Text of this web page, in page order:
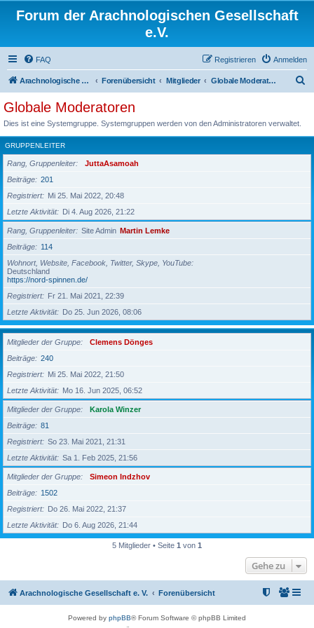
Forum der Arachnologischen Gesellschaft
e.V.
FAQ Anmelden
Registrieren
Arachnologische Gesellschaft e. V. Forenübersicht Mitglieder Globale Moderatoren
Globale Moderatoren
Dies ist eine Systemgruppe. Systemgruppen werden von den Administratoren verwaltet.
GRUPPENLEITER
Rang, Gruppenleiter
JuttaAsamoah
Beiträge
201
Registriert
Mi 25. Mai 2022, 20:48
Letzte Aktivität
Di 4. Aug 2026, 21:22
Rang, Gruppenleiter Site Admin Martin Lemke
Beiträge
114
Wohnort, Website, Facebook, Twitter, Skype, YouTube
Deutschland
https://nord-spinnen.de/
Registriert
Fr 21. Mai 2021, 22:39
Letzte Aktivität
Do 25. Jun 2026, 08:06
Mitglieder der Gruppe
Clemens Dönges
Beiträge
240
Registriert
Mi 25. Mai 2022, 21:50
Letzte Aktivität
Mo 16. Jun 2025, 06:52
Mitglieder der Gruppe
Karola Winzer
Beiträge
81
Registriert
So 23. Mai 2021, 21:31
Letzte Aktivität
Sa 1. Feb 2025, 21:56
Mitglieder der Gruppe
Simeon Indzhov
Beiträge
1502
Registriert
Do 26. Mai 2022, 21:37
Letzte Aktivität
Do 6. Aug 2026, 21:44
5 Mitglieder • Seite 1 von 1
Gehe zu
Arachnologische Gesellschaft e. V. Forenübersicht
Powered by phpBB® Forum Software © phpBB Limited